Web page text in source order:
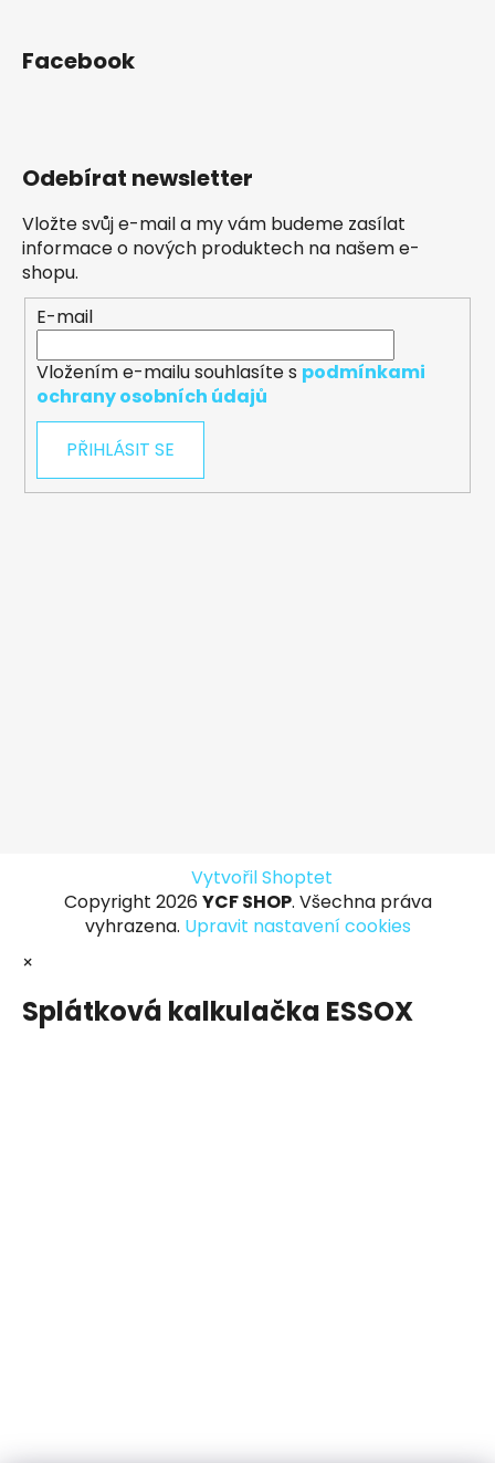
Facebook
Odebírat newsletter
Vložte svůj e-mail a my vám budeme zasílat
informace o nových produktech na našem e-
shopu.
E-mail
Vložením e-mailu souhlasíte s podmínkami
ochrany osobních údajů
PŘIHLÁSIT SE
Vytvořil Shoptet
Copyright 2026 YCF SHOP. Všechna práva
vyhrazena. Upravit nastavení cookies
×
Splátková kalkulačka ESSOX